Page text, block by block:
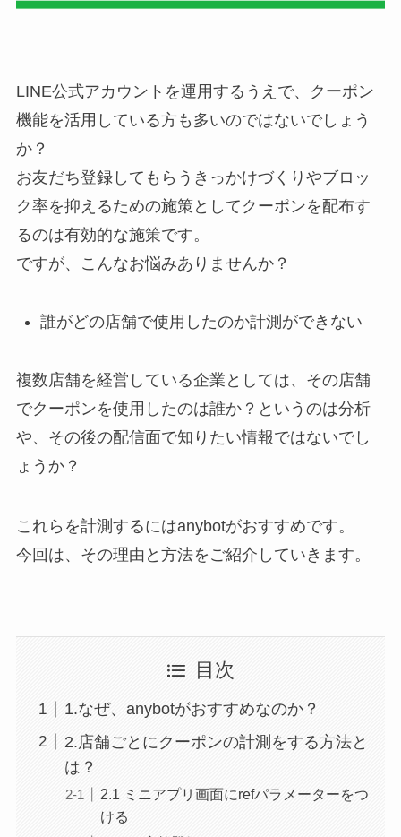
LINE公式アカウントを運用するうえで、クーポン
機能を活用している方も多いのではないでしょう
か？
お友だち登録してもらうきっかけづくりやブロッ
ク率を抑えるための施策としてクーポンを配布す
るのは有効的な施策です。
ですが、こんなお悩みありませんか？
誰がどの店舗で使用したのか計測ができない
複数店舗を経営している企業としては、その店舗
でクーポンを使用したのは誰か？というのは分析
や、その後の配信面で知りたい情報ではないでし
ょうか？
これらを計測するにはanybotがおすすめです。
今回は、その理由と方法をご紹介していきます。
目次
1.なぜ、anybotがおすすめなのか？
2.店舗ごとにクーポンの計測をする方法と
は？
2.1 ミニアプリ画面にrefパラメーターをつ
ける